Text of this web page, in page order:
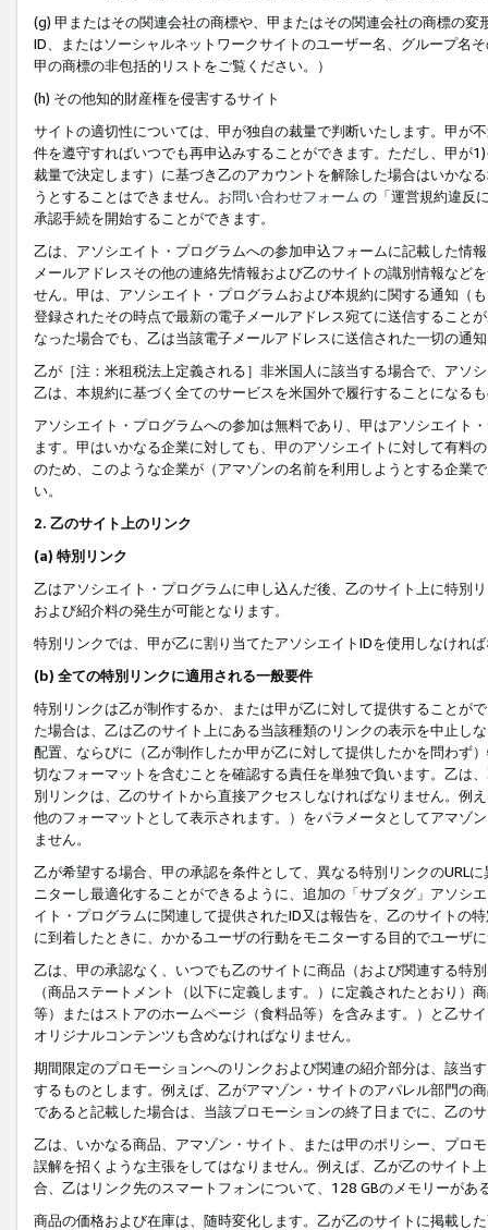
(g) 甲またはその関連会社の商標や、甲またはその関連会社の商標の
ID、またはソーシャルネットワークサイトのユーザー名、グループ名
甲の商標の非包括的リストをご覧ください。）
(h) その他知的財産権を侵害するサイト
サイトの適切性については、甲が独自の裁量で判断いたします。甲が
件を遵守すればいつでも再申込みすることができます。ただし、甲が
裁量で決定します）に基づき乙のアカウントを解除した場合はいかな
うとすることはできません。 お問い合わせフォーム の「運営規約違反
承認手続を開始することができます。
乙は、アソシエイト・プログラムへの参加申込フォームに記載した情
メールアドレスその他の連絡先情報および乙のサイトの識別情報など
せん。甲は、アソシエイト・プログラムおよび本規約に関する通知（
登録されたその時点で最新の電子メールアドレス宛てに送信すること
なった場合でも、乙は当該電子メールアドレスに送信された一切の通
乙が［注：米租税法上定義される］非米国人に該当する場合で、アソ
乙は、本規約に基づく全てのサービスを米国外で履行することになる
アソシエイト・プログラムへの参加は無料であり、甲はアソシエイト
ます。甲はいかなる企業に対しても、甲のアソシエイトに対して有料
のため、このような企業が（アマゾンの名前を利用しようとする企業
い。
2. 乙のサイト上のリンク
(a) 特別リンク
乙はアソシエイト・プログラムに申し込んだ後、乙のサイト上に特別
および紹介料の発生が可能となります。
特別リンクでは、甲が乙に割り当てたアソシエイトIDを使用しなけれ
(b) 全ての特別リンクに適用される一般要件
特別リンクは乙が制作するか、または甲が乙に対して提供することが
た場合は、乙は乙のサイト上にある当該種類のリンクの表示を中止し
配置、ならびに（乙が制作したか甲が乙に対して提供したかを問わず
切なフォーマットを含むことを確認する責任を単独で負います。乙は
別リンクは、乙のサイトから直接アクセスしなければなりません。例
他のフォーマットとして表示されます。）をパラメータとしてアマゾ
ません。
乙が希望する場合、甲の承認を条件として、異なる特別リンクのURL
ニターし最適化することができるように、追加の「サブタグ」アソシ
イト・プログラムに関連して提供されたID又は報告を、乙のサイトの
に到着したときに、かかるユーザの行動をモニターする目的でユーザ
乙は、甲の承認なく、いつでも乙のサイトに商品（および関連する特
（商品ステートメント（以下に定義します。）に定義されたとおり
等）またはストアのホームページ（食料品等）を含みます。）と乙サ
オリジナルコンテンツも含めなければなりません。
期間限定のプロモーションへのリンクおよび関連の紹介部分は、該当
するものとします。例えば、乙がアマゾン・サイトのアパレル部門の
であると記載した場合は、当該プロモーションの終了日までに、乙の
乙は、いかなる商品、アマゾン・サイト、または甲のポリシー、プロ
誤解を招くような主張をしてはなりません。例えば、乙が乙のサイト
合、乙はリンク先のスマートフォンについて、128 GBのメモリーがあ
商品の価格および在庫は、随時変化します。乙が乙のサイトに掲載し